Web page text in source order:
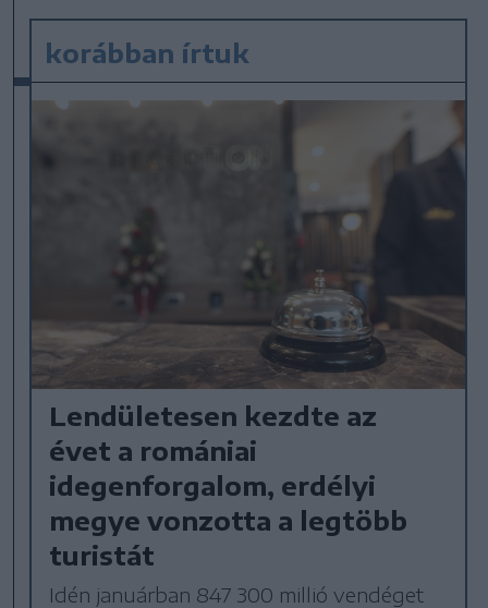
korábban írtuk
Lendületesen kezdte az
évet a romániai
idegenforgalom, erdélyi
megye vonzotta a legtöbb
turistát
Idén januárban 847 300 millió vendéget